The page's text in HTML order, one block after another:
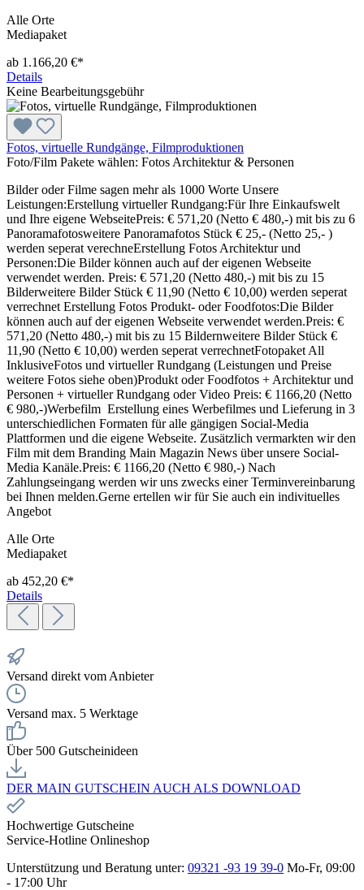
Alle Orte
Mediapaket
ab 1.166,20 €*
Details
Keine Bearbeitungsgebühr
Fotos, virtuelle Rundgänge, Filmproduktionen
Foto/Film Pakete wählen: Fotos Architektur & Personen
Bilder oder Filme sagen mehr als 1000 Worte Unsere
Leistungen:Erstellung virtueller Rundgang:Für Ihre Einkaufswelt
und Ihre eigene WebseitePreis: € 571,20 (Netto € 480,-) mit bis zu 6
Panoramafotosweitere Panoramafotos Stück € 25,- (Netto 25,- )
werden seperat verechneErstellung Fotos Architektur und
Personen:Die Bilder können auch auf der eigenen Webseite
verwendet werden. Preis: € 571,20 (Netto 480,-) mit bis zu 15
Bilderweitere Bilder Stück € 11,90 (Netto € 10,00) werden seperat
verrechnet Erstellung Fotos Produkt- oder Foodfotos:Die Bilder
können auch auf der eigenen Webseite verwendet werden.Preis: €
571,20 (Netto 480,-) mit bis zu 15 Bildernweitere Bilder Stück €
11,90 (Netto € 10,00) werden seperat verrechnetFotopaket All
InklusiveFotos und virtueller Rundgang (Leistungen und Preise
weitere Fotos siehe oben)Produkt oder Foodfotos + Architektur und
Personen + virtueller Rundgang oder Video Preis: € 1166,20 (Netto
€ 980,-)Werbefilm Erstellung eines Werbefilmes und Lieferung in 3
unterschiedlichen Formaten für alle gängigen Social-Media
Plattformen und die eigene Webseite. Zusätzlich vermarkten wir den
Film mit dem Branding Main Magazin News über unsere Social-
Media Kanäle.Preis: € 1166,20 (Netto € 980,-) Nach
Zahlungseingang werden wir uns zwecks einer Terminvereinbarung
bei Ihnen melden.Gerne ertellen wir für Sie auch ein indivituelles
Angebot
Alle Orte
Mediapaket
ab 452,20 €*
Details
Versand direkt vom Anbieter
Versand max. 5 Werktage
Über 500 Gutscheinideen
DER MAIN GUTSCHEIN AUCH ALS DOWNLOAD
Hochwertige Gutscheine
Service-Hotline Onlineshop
Unterstützung und Beratung unter: 09321 -93 19 39-0 Mo-Fr, 09:00
- 17:00 Uhr